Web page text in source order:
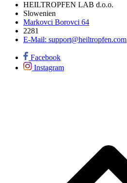
HEILTROPFEN LAB d.o.o.
Slowenien
Markovci Borovci 64
2281
E-Mail: support@heiltropfen.com
Facebook
Instagram